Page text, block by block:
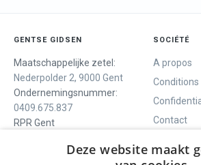
GENTSE GIDSEN
Maatschappelijke zetel:
Nederpolder 2, 9000 Gent
Ondernemingsnummer:
0409.675.837
RPR Gent
SOCIÉTÉ
A propos
Contact
Deze website maakt